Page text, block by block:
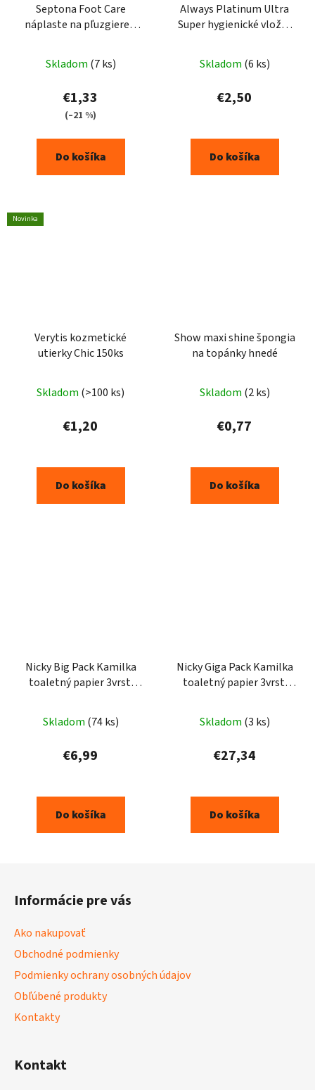
Septona Foot Care
náplaste na pľuzgiere 5
Skladom (7 ks)
€1,33
(–21 %)
Do košíka
Always Platinum Ultra
Super hygienické vložky
Skladom (6 ks)
€2,50
Do košíka
Novinka
Verytis kozmetické
utierky Chic 150ks
Skladom (>100 ks)
€1,20
Do košíka
Show maxi shine špongia
na topánky hnedé
Skladom (2 ks)
€0,77
Do košíka
Nicky Big Pack Kamilka
toaletný papier 3vrst.
hodnotenie
produktu
je
Skladom (74 ks)
€6,99
Do košíka
Nicky Giga Pack Kamilka
toaletný papier 3vrst.
hodnotenie
produktu
je
Skladom (3 ks)
€27,34
Do košíka
Informácie pre vás
Ako nakupovať
Obchodné podmienky
Podmienky ochrany osobných údajov
Obľúbené produkty
Kontakty
Kontakt